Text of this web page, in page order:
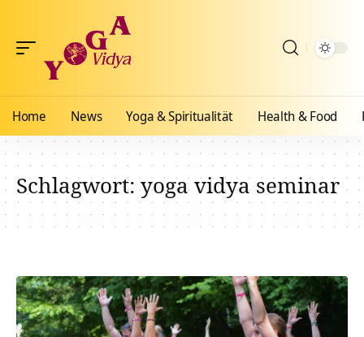
Home News Yoga & Spiritualität Health & Food
Schlagwort:yoga vidya seminar